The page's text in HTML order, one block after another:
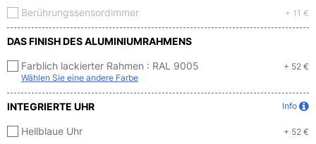
Berührungssensordimmer + 11 €
DAS FINISH DES ALUMINIUMRAHMENS
Farblich lackierter Rahmen : RAL 9005
+ 52 €
Wählen Sie eine andere Farbe
INTEGRIERTE UHR Info
Hellblaue Uhr + 52 €